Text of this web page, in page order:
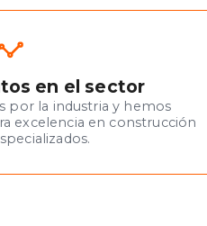
en el sector
por la industria y hemos
excelencia en construcción